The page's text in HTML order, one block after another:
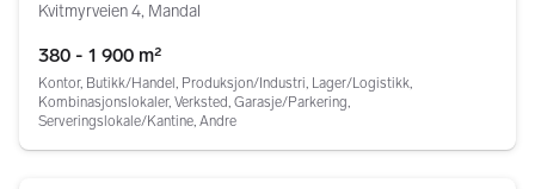
Kvitmyrveien 4, Mandal
380 - 1 900 m²
Kontor, Butikk/Handel, Produksjon/Industri, Lager/Logistikk,
Kombinasjonslokaler, Verksted, Garasje/Parkering,
Serveringslokale/Kantine, Andre